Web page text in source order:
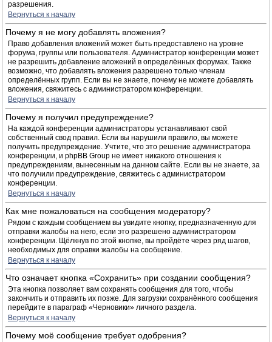
разрешения.
Вернуться к началу
Почему я не могу добавлять вложения?
Право добавления вложений может быть предоставлено на уровне
форума, группы или пользователя. Администратор конференции может
не разрешить добавление вложений в определённых форумах. Также
возможно, что добавлять вложения разрешено только членам
определённых групп. Если вы не знаете, почему не можете добавлять
вложения, свяжитесь с администратором конференции.
Вернуться к началу
Почему я получил предупреждение?
На каждой конференции администраторы устанавливают свой
собственный свод правил. Если вы нарушили правило, вы можете
получить предупреждение. Учтите, что это решение администратора
конференции, и phpBB Group не имеет никакого отношения к
предупреждениям, вынесенным на данном сайте. Если вы не знаете, за
что получили предупреждение, свяжитесь с администратором
конференции.
Вернуться к началу
Как мне пожаловаться на сообщения модератору?
Рядом с каждым сообщением вы увидите кнопку, предназначенную для
отправки жалобы на него, если это разрешено администратором
конференции. Щёлкнув по этой кнопке, вы пройдёте через ряд шагов,
необходимых для оправки жалобы на сообщение.
Вернуться к началу
Что означает кнопка «Сохранить» при создании сообщения?
Эта кнопка позволяет вам сохранять сообщения для того, чтобы
закончить и отправить их позже. Для загрузки сохранённого сообщения
перейдите в параграф «Черновики» личного раздела.
Вернуться к началу
Почему моё сообщение требует одобрения?